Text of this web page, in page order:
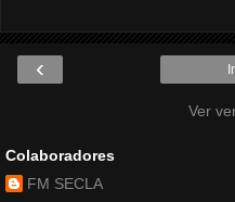
‹
Ver
Colaboradores
FM SECLA